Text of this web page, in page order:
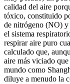
calidad del aire
tóxico, constituido
de nitrógeno (NO) y
el sistema
respirar aire puro
calculado que,
aire más viciado
mundo como
diluye a menudo la